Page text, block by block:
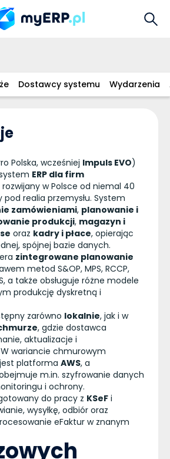
Dostawcy systemu Wydarzenia
Polska, wcześniej Impuls EVO)
ERP dla firm
rozwijany w Polsce od niemal 40
realia przemysłu. System
zamówieniami, planowanie i
produkcji, magazyn i
oraz kadry i płace, opierając
spójnej bazie danych.
zintegrowane planowanie
metod S&OP, MPS, RCCP,
a także obsługuje różne modele
produkcję dyskretną i
zarówno lokalnie, jak i w
, gdzie dostawca
aktualizacje i
wariancie chmurowym
platforma AWS, a
m.in. szyfrowanie danych
i ochrony.
do pracy z KSeF i
wysyłkę, odbiór oraz
eFaktur w znanym